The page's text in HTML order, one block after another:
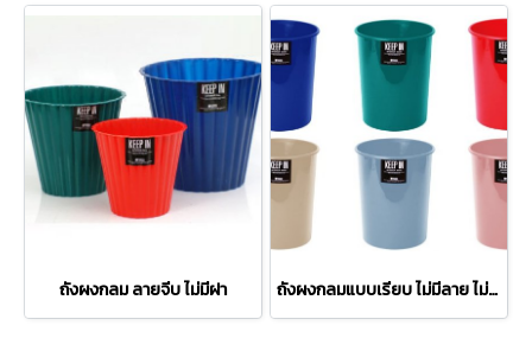
ถังผงกลม ลายจีบ ไม่มีฝา ถังผงกลมแบบเรียบ ไม่มีลาย ไม่มีฝา